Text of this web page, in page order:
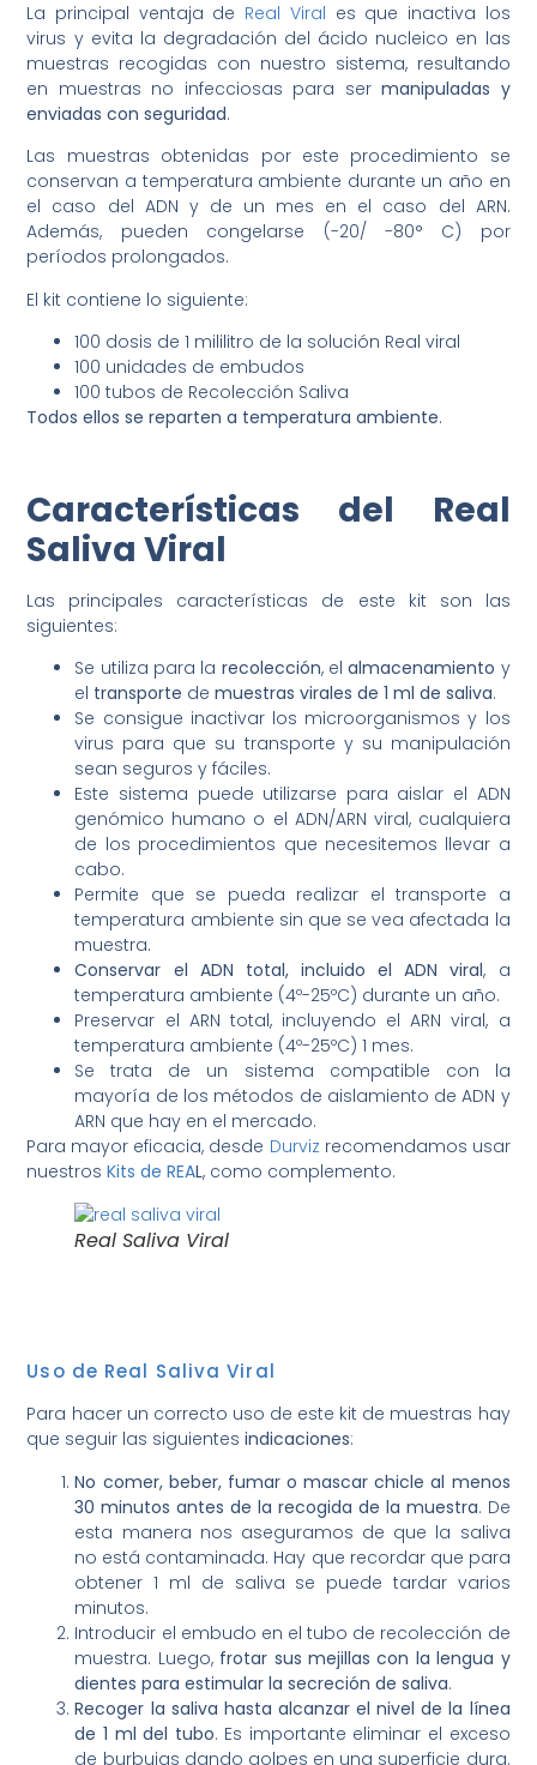
La principal ventaja de Real Viral es que inactiva los
virus y evita la degradación del ácido nucleico en las
muestras recogidas con nuestro sistema, resultando
en muestras no infecciosas para sermanipuladas y
enviadas con seguridad.
Las muestras obtenidas por este procedimiento se
conservan a temperatura ambiente durante un año en
el caso del ADN y de un mes en el caso del ARN.
Además, pueden congelarse (-20/ -80° C) por
períodos prolongados.
El kit contiene lo siguiente:
100 dosis de 1 mililitro de la solución Real viral
100 unidades de embudos
100 tubos de Recolección Saliva
Todos ellos se reparten a temperatura ambiente.
Características del Real
Saliva Viral
Las principales características de este kit son las
siguientes:
Se utiliza para la recolección, elalmacenamiento y
el transporte demuestras virales de 1 ml de saliva.
Se consigue inactivar los microorganismos y los
virus para que su transporte y su manipulación
sean seguros y fáciles.
Este sistema puede utilizarse para aislar el ADN
genómico humano o el ADN/ARN viral, cualquiera
de los procedimientos que necesitemos llevar a
cabo.
Permite que se pueda realizar el transporte a
temperatura ambiente sin que se vea afectada la
muestra.
Conservar el ADN total, incluido el ADN viral, a
temperatura ambiente (4º-25ºC) durante un año.
Preservar el ARN total, incluyendo el ARN viral, a
temperatura ambiente (4º-25ºC) 1 mes.
Se trata de un sistema compatible con la
mayoría de los métodos de aislamiento de ADN y
ARN que hay en el mercado.
Para mayor eficacia, desde Durviz recomendamos usar
nuestrosKits de REAL, como complemento.
Real Saliva Viral
Uso de Real Saliva Viral
Para hacer un correcto uso de este kit de muestras hay
que seguir las siguientesindicaciones:
No comer, beber, fumar o mascar chicle al menos
30 minutos antes de la recogida de la muestra. De
esta manera nos aseguramos de que la saliva
no está contaminada. Hay que recordar que para
obtener 1 ml de saliva se puede tardar varios
minutos.
Introducir el embudo en el tubo de recolección de
muestra. Luego,frotar sus mejillas con la lengua y
dientes para estimular la secreción de saliva.
Recoger la saliva hasta alcanzar el nivel de la línea
de 1 ml del tubo. Es importante eliminar el exceso
de burbujas dando golpes en una superficie dura.